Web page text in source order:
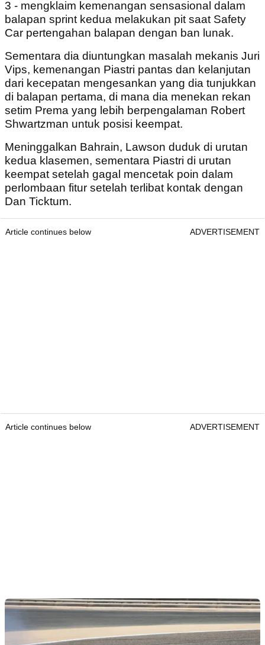
3 - mengklaim kemenangan sensasional dalam
balapan sprint kedua melakukan pit saat Safety
Car pertengahan balapan dengan ban lunak.
Sementara dia diuntungkan masalah mekanis Juri
Vips, kemenangan Piastri pantas dan kelanjutan
dari kecepatan mengesankan yang dia tunjukkan
di balapan pertama, di mana dia menekan rekan
setim Prema yang lebih berpengalaman Robert
Shwartzman untuk posisi keempat.
Meninggalkan Bahrain, Lawson duduk di urutan
kedua klasemen, sementara Piastri di urutan
keempat setelah gagal mencetak poin dalam
perlombaan fitur setelah terlibat kontak dengan
Dan Ticktum.
Article continues below ADVERTISEMENT
Article continues below ADVERTISEMENT